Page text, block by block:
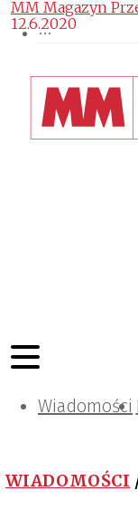
Wiadomości
Zarządzanie
Tematy
WIADOMOŚCI
MM Magazyn
12.6.2020